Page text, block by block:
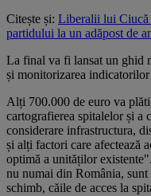
Citește și: Liberalii lui Ciucă
partidului la un adăpost de
La final va fi lansat un ghid
și monitorizarea
Alți 700.000 de euro va
cartografierea spitalelor și a
considerare infrastructura,
și alți factori care afectează
optimă a unităților
nu numai din România,
schimb, căile de acces la